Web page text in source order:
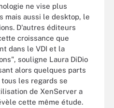
ne vise plus
mais aussi le desktop, le
D'autres éditeurs
croissance que
dans le VDI et la
souligne Laura DiDio
alors quelques parts
les regards se
de XenServer a
cette même étude.